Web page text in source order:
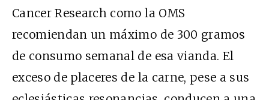
Cancer Research como la OMS
recomiendan un máximo de 300 gramos
de consumo semanal de esa vianda. El
exceso de placeres de la carne, pese a sus